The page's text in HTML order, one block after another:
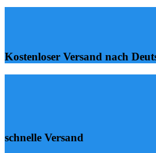
Kostenloser Versand nach
schnelle Versand